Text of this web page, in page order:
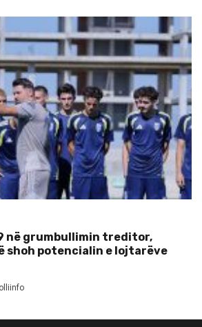
në grumbullimin treditor,
shoh potencialin e lojtarëve